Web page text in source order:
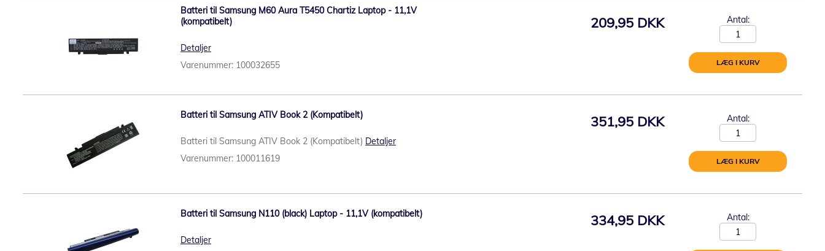
Batteri til Samsung M60 Aura T5450 Chartiz Laptop - 11,1V
(kompatibelt)
Detaljer
Varenummer: 100032655
209,95 DKK Antal:
LÆG I KURV
Batteri til Samsung ATIV Book 2 (Kompatibelt)
Batteri til Samsung ATIV Book 2 (Kompatibelt) Detaljer
Varenummer: 100011619
351,95 DKK Antal:
LÆG I KURV
Batteri til Samsung N110 (black) Laptop - 11,1V (kompatibelt)
Detaljer
334,95 DKK Antal: